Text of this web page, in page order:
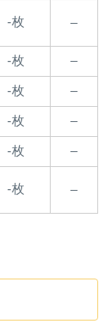
-枚 –
-枚 –
-枚 –
-枚 –
-枚 –
-枚 –